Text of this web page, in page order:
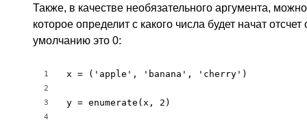
Также, в качестве необязательного аргумента,
которое определит с какого числа будет начат отсчет
умолчанию это 0:
1
2
3
4
x = ('apple', 'banana', 'cherry')
y = enumerate(x, 2)